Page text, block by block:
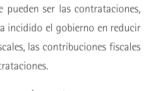
pueden ser las contrataciones,
incidido el gobierno en reducir
las contribuciones fiscales